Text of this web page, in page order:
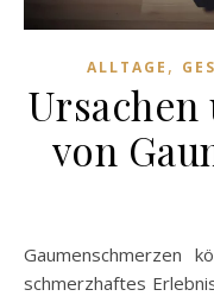
ALLTAGE ,
Ursachen
von
Gaumenschmerzen können ein unangenehmes und oft
schmerzhaftes